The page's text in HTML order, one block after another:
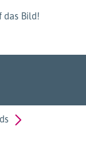
das Bild!